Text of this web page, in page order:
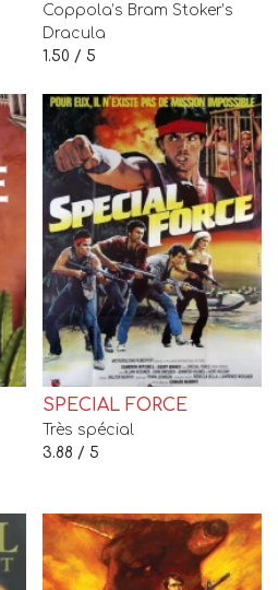
Coppola’s Bram Stoker’s
Dracula
1.50 / 5
SPECIAL FORCE
Très spécial
3.88 / 5